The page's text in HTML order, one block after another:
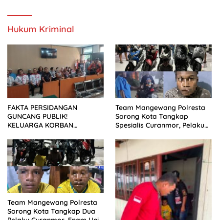
DITUNDA
Hukum Kriminal
FAKTA PERSIDANGAN
GUNCANG PUBLIK!
KELUARGA KORBAN
SETELAH SIDANG TUNTUTAN
DITUNDA
Team Mangewang Polresta
Sorong Kota Tangkap
Spesialis Curanmor, Pelaku
Team Mangewang Polresta
Sorong Kota Tangkap Dua